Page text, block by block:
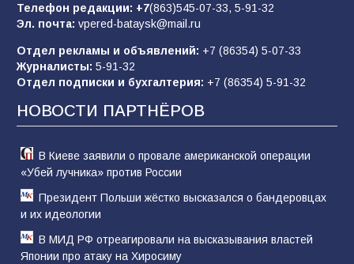
81 06.08.2026
«Слухами Москву не возьмёшь»: почему
заявления Киева о мобилизации — это
отчаяние, а не разведка
81 02.08.2026
Телефон редакции: +7(863)545-07-33, 5-91-32
Эл. почта: vpered-bataysk@mail.ru
Отдел рекламы и объявлений: +7 (86354) 5-07-33
Журналисты: 5-91-32
Отдел подписки и бухгалтерия: +7 (86354) 5-91-32
НОВОСТИ ПАРТНЁРОВ
В Киеве заявили о провале американской операции
«Убей лучника» против России
Президент Польши жёстко высказался о бандеровцах
и их идеологии
В МИД РФ отреагировали на высказывания властей
Японии про атаку на Хиросиму